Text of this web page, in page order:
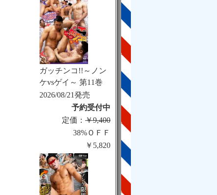
ガッチンコ!!～ノン
ケvsゲイ～ 第11巻
2026/08/21発売
予約受付中
定価： ￥9,400
38%ＯＦＦ
￥5,820